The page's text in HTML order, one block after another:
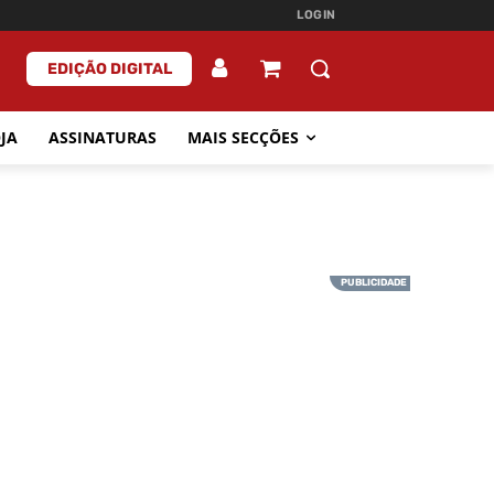
LOGIN
EDIÇÃO DIGITAL
ASSINATURAS MAIS SECÇÕES